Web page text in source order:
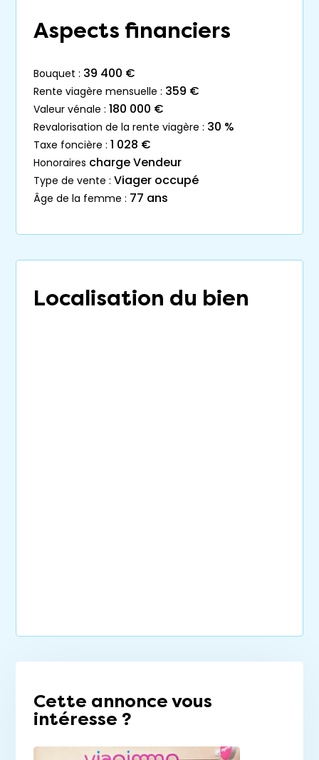
Aspects financiers
bouquet : 39 400 €
rente viagère mensuelle : 359 €
valeur vénale : 180 000 €
revalorisation de la rente viagère : 30 %
taxe foncière : 1 028 €
honoraires charge Vendeur
type de vente : Viager occupé
âge de la femme : 77 ans
Localisation du bien
Cette annonce vous
intéresse ?